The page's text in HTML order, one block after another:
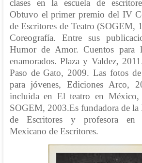
clases en la escuela de
Obtuvo el primer premio del IV
de Escritores de Teatro (SOGEM,
Coreografía. Entre sus
Humor de Amor. Cuentos para
enamorados. Plaza y Valdez,
Paso de Gato, 2009. Las fotos
para jóvenes, Ediciones Arco,
incluida en El teatro en
SOGEM, 2003.Es fundadora de la
de Escritores y profesora en
Mexicano de Escritores.